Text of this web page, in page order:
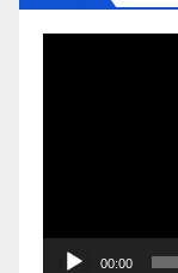
00:00